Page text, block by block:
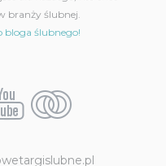
branży ślubnej.
bloga ślubnego!